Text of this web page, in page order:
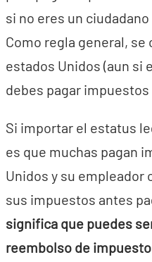
si no eres un
Como regla general,
estados Unidos (aun si
debes pagar
Si importar el estatus
es que muchas pagan
Unidos y su empleador
sus impuestos antes
significa que puedes
reembolso de